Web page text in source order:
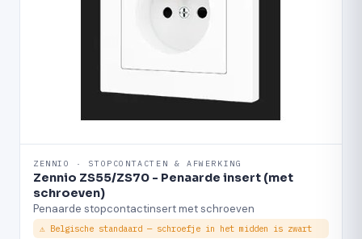
ZENNIO · STOPCONTACTEN & AFWERKING
Zennio ZS55/ZS70 - Penaarde insert (met
schroeven)
Penaarde stopcontactinsert met schroeven
⚠ Belgische standaard — schroefje in het midden is zwart